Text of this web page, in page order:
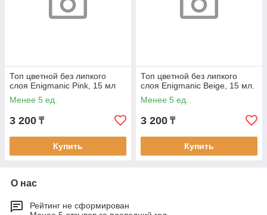
Топ цветной без липкого
слоя Enigmanic Pink, 15 мл
Менее 5 ед.
3 200 ₸
Купить
Топ цветной без липкого
слоя Enigmanic Beige, 15 мл.
Менее 5 ед.
3 200 ₸
Купить
О нас
Рейтинг не сформирован